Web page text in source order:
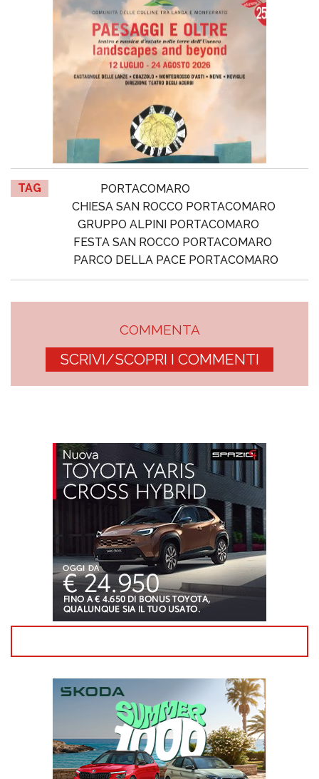
TAG
PORTACOMARO
CHIESA SAN ROCCO PORTACOMARO
GRUPPO ALPINI PORTACOMARO
FESTA SAN ROCCO PORTACOMARO
PARCO DELLA PACE PORTACOMARO
COMMENTA
SCRIVI/SCOPRI I COMMENTI